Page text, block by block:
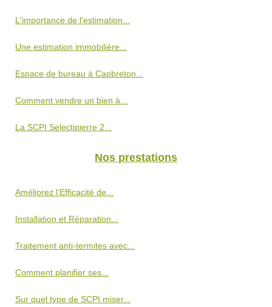
L'importance de l'estimation...
Une estimation immobilière...
Espace de bureau à Capbreton...
Comment vendre un bien à...
La SCPI Selectipierre 2...
Nos prestations
Améliorez l'Efficacité de...
Installation et Réparation...
Traitement anti-termites avec...
Comment planifier ses...
Sur quel type de SCPI miser...